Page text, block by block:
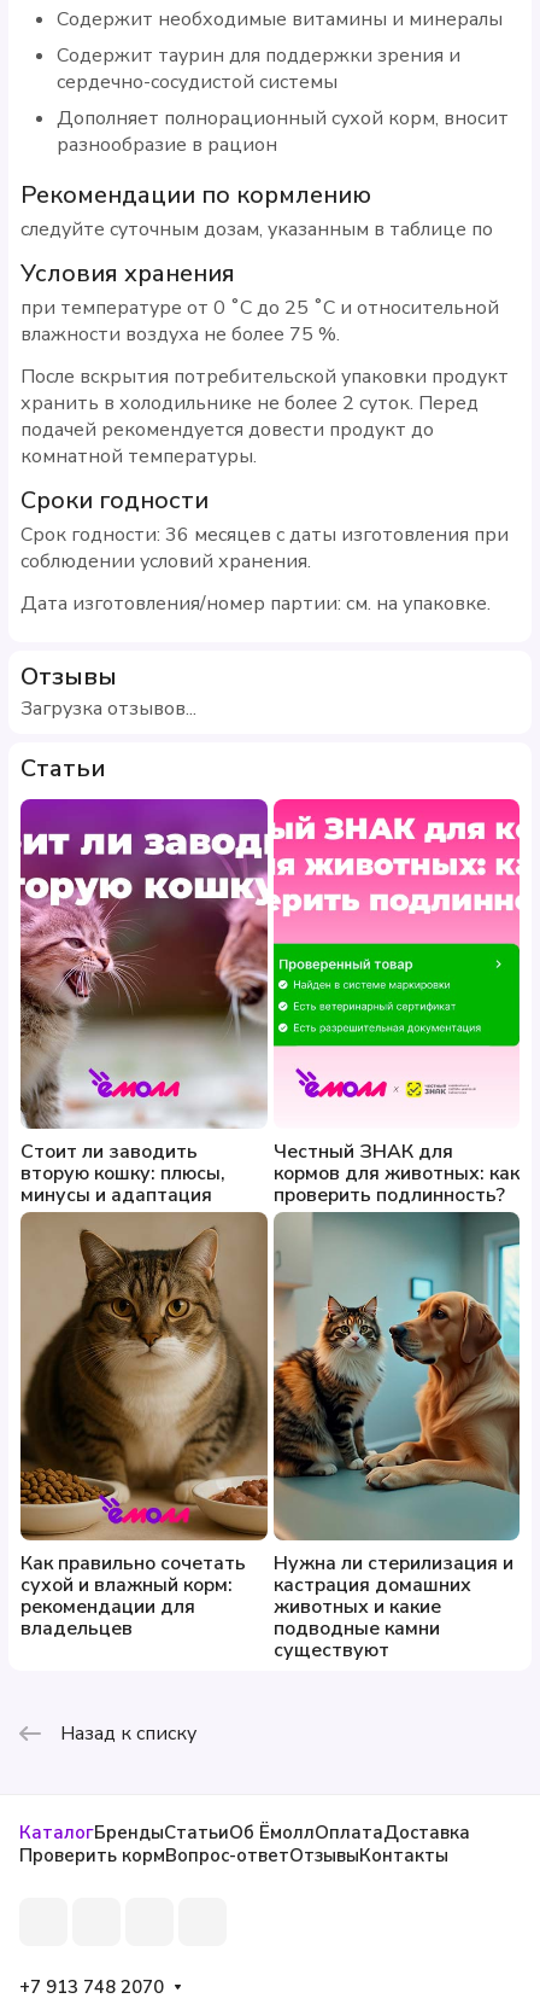
Содержит необходимые витамины и минералы
Содержит таурин для поддержки зрения и
сердечно-сосудистой системы
Дополняет полнорационный сухой корм, вносит
разнообразие в рацион
Рекомендации по кормлению
следуйте суточным дозам, указанным в таблице по
Условия хранения
при температуре от 0 ˚С до 25 ˚С и относительной
влажности воздуха не более 75 %.
После вскрытия потребительской упаковки продукт
хранить в холодильнике не более 2 суток. Перед
подачей рекомендуется довести продукт до
комнатной температуры.
Сроки годности
Срок годности: 36 месяцев с даты изготовления при
соблюдении условий хранения.
Дата изготовления/номер партии: см. на упаковке.
Отзывы
Загрузка отзывов...
Статьи
Стоит ли заводить
вторую кошку: плюсы,
минусы и адаптация
Честный ЗНАК для
кормов для животных: как
проверить подлинность?
Как правильно сочетать
сухой и влажный корм:
рекомендации для
владельцев
Нужна ли стерилизация и
кастрация домашних
животных и какие
подводные камни
существуют
Назад к списку
КаталогБрендыСтатьиОб ЁмоллОплатаДоставка
Проверить кормВопрос-ответОтзывыКонтакты
+7 913 748 2070